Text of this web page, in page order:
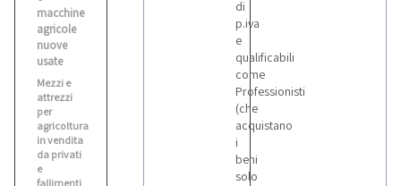
macchine
agricole
nuove
usate
Mezzi e
attrezzi
per
agricoltura
in vendita
da privati
e
fallimenti
di
p.iva
e
qualificabili
come
Professionisti
(che
acquistano
i
beni
solo